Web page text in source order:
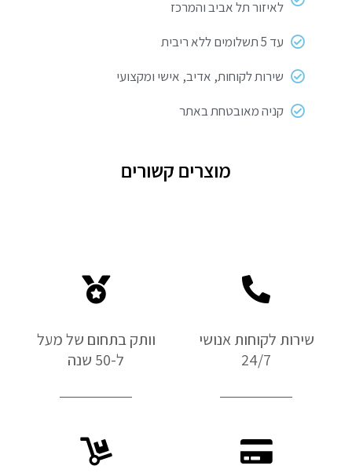
לאיזור תל אביב והמרכז
עד 5 תשלומים ללא ריבית
שירות לקוחות, אדיב, אישי ומקצועי
קניה מאובטחת באתר
מוצרים קשורים
שירות לקוחות אנושי
24/7
וותק בתחום של מעל
ל-50 שנה